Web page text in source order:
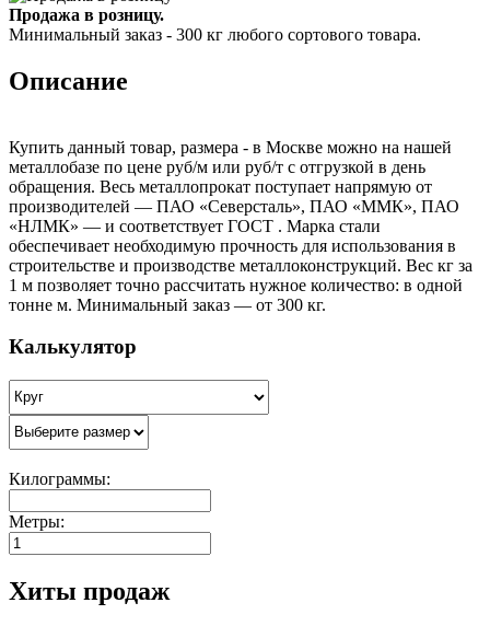
Продажа в розницу.
Минимальный заказ - 300 кг любого сортового товара.
Описание
Купить данный товар, размера - в Москве можно на нашей
металлобазе по цене руб/м или руб/т с отгрузкой в день
обращения. Весь металлопрокат поступает напрямую от
производителей — ПАО «Северсталь», ПАО «ММК», ПАО
«НЛМК» — и соответствует ГОСТ . Марка стали
обеспечивает необходимую прочность для использования в
строительстве и производстве металлоконструкций. Вес кг за
1 м позволяет точно рассчитать нужное количество: в одной
тонне м. Минимальный заказ — от 300 кг.
Калькулятор
Килограммы:
Метры:
Хиты продаж